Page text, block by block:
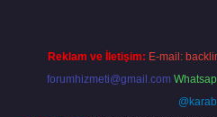
Reklam ve İletişim: E-mail:
forumhizmeti@gmail.com